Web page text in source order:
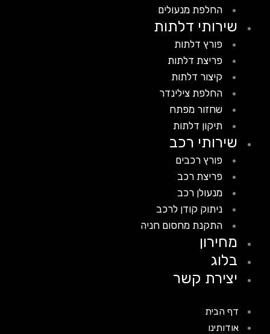
החלפת מנעולים
שירותי דלתות
פורץ דלתות
פריצת דלתות
קיצור דלתות
החלפת צילינדר
שחזור מפתח
תיקון דלתות
שירותי רכב
פורץ רכבים
פריצת רכב
מנעולן רכב
ניתוק קודן לרכב
התקנת מחסום חניה
מחירון
בלוג
יצירת קשר
דף הבית
אודותינו